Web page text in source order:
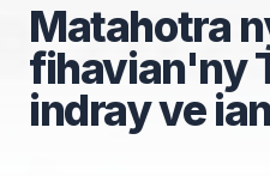
Matahotra
fihavian'ny
indray ve